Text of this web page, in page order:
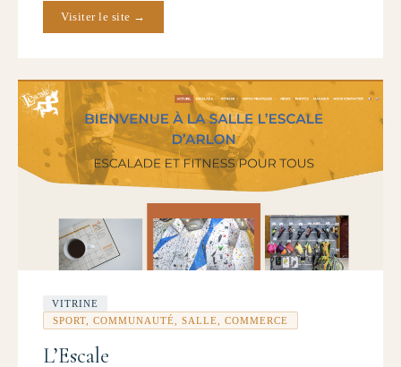
Visiter le site →
VITRINE
SPORT, COMMUNAUTÉ, SALLE, COMMERCE
L’Escale